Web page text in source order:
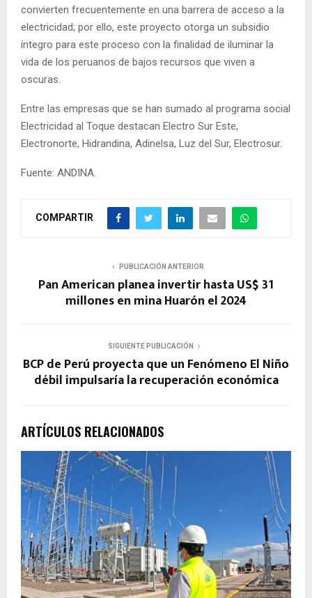
convierten frecuentemente en una barrera de acceso a la
electricidad; por ello, este proyecto otorga un subsidio
íntegro para este proceso con la finalidad de iluminar la
vida de los peruanos de bajos recursos que viven a
oscuras.
Entre las empresas que se han sumado al programa social
Electricidad al Toque destacan Electro Sur Este,
Electronorte, Hidrandina, Adinelsa, Luz del Sur, Electrosur.
Fuente: ANDINA.
COMPARTIR
PUBLICACIÓN ANTERIOR
Pan American planea invertir hasta US$ 31
millones en mina Huarón el 2024
SIGUIENTE PUBLICACIÓN
BCP de Perú proyecta que un Fenómeno El Niño
débil impulsaría la recuperación económica
ARTÍCULOS RELACIONADOS